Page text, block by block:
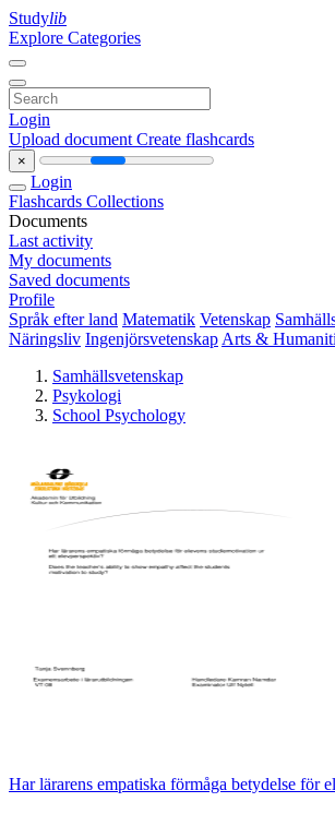
Studylib
Explore Categories
Login
Upload document Create flashcards
×
Login
Flashcards Collections
Documents
Last activity
My documents
Saved documents
Profile
Språk efter land Matematik Vetenskap
Näringsliv Ingenjörsvetenskap Arts &
Samhällsvetenskap
Psykologi
School Psychology
Har lärarens empatiska förmåga betydelse för